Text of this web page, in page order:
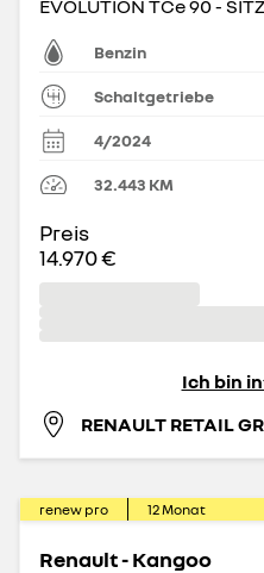
EVOLUTION TCe 90 -
Benzin
Schaltgetriebe
4/2024
32.443 KM
Preis
14.970 €
Ich bin
renew pro 12Monat
Renault - Kangoo